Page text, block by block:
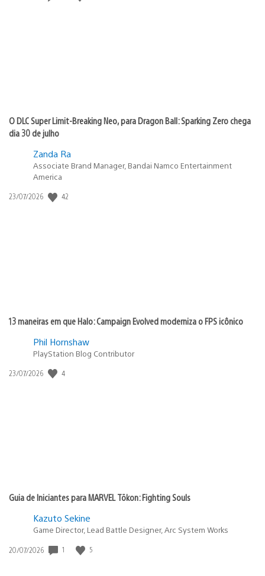
O DLC Super Limit-Breaking Neo, para Dragon Ball: Sparking Zero chega
dia 30 de julho
Zanda Ra
Associate Brand Manager, Bandai Namco Entertainment
America
Data
23/07/2026 42
13 maneiras em que Halo: Campaign Evolved moderniza o FPS icônico
Phil Hornshaw
PlayStation Blog Contributor
Data
23/07/2026 4
Guia de Iniciantes para MARVEL Tōkon: Fighting Souls
Kazuto Sekine
Game Director, Lead Battle Designer, Arc System Works
Data
20/07/2026 1 5